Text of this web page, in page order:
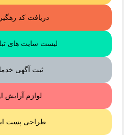
دریافت کد
لیست سایت های
ثبت آگهی
لوازم آرایش
طراحی پست